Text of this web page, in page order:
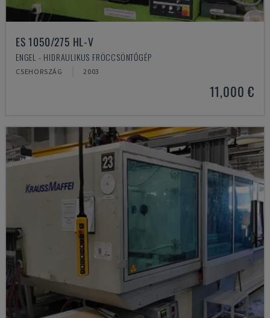
ES 1050/275 HL-V
ENGEL - HIDRAULIKUS FRÖCCSÖNTŐGÉP
CSEHORSZÁG 2003
11,000 €